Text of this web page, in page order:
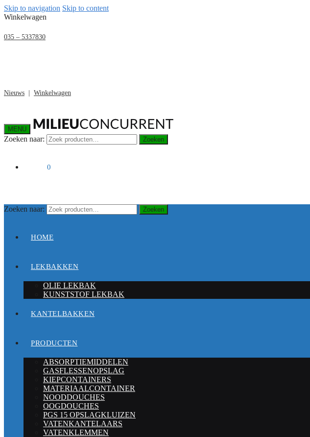
Skip to navigation Skip to content
Winkelwagen
035 – 5337830
Nieuws Winkelwagen
MENU
Zoeken naar: Zoeken
0
Zoeken naar: Zoeken
HOME
LEKBAKKEN
OLIE LEKBAK
KUNSTSTOF LEKBAK
KANTELBAKKEN
PRODUCTEN
ABSORPTIEMIDDELEN
GASFLESSENOPSLAG
KIEPCONTAINERS
MATERIAALCONTAINER
NOODDOUCHES
OOGDOUCHES
PGS 15 OPSLAGKLUIZEN
VATENKANTELAARS
VATENKLEMMEN